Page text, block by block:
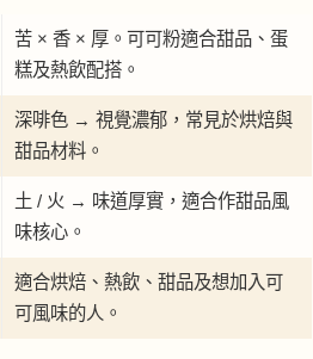
苦 × 香 × 厚。可可粉適合甜品、蛋
糕及熱飲配搭。
深啡色 → 視覺濃郁，常見於烘焙與
甜品材料。
土 / 火 → 味道厚實，適合作甜品風
味核心。
適合烘焙、熱飲、甜品及想加入可
可風味的人。